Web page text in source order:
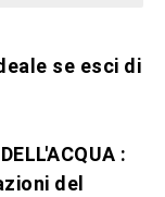
se esci di
:
del